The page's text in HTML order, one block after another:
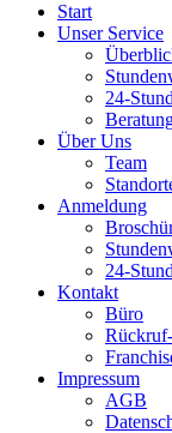
Start
Unser Service
24-
Über Uns
Team
Anmeldung
24-
Kontakt
Büro
Impressum
AGB